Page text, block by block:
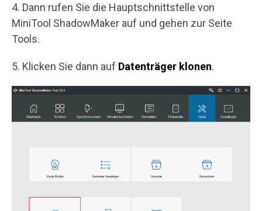
4. Dann rufen Sie die Hauptschnittstelle von
MiniTool ShadowMaker auf und gehen zur Seite
Tools.
5. Klicken Sie dann auf Datenträger klonen.